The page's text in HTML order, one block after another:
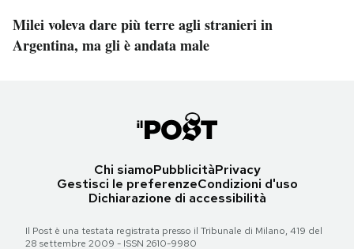
Milei voleva dare più terre agli stranieri in
Argentina, ma gli è andata male
Chi siamoPubblicitàPrivacy
Gestisci le preferenzeCondizioni d'uso
Dichiarazione di accessibilità
Il Post è una testata registrata presso il Tribunale di Milano, 419 del
28 settembre 2009 - ISSN 2610-9980